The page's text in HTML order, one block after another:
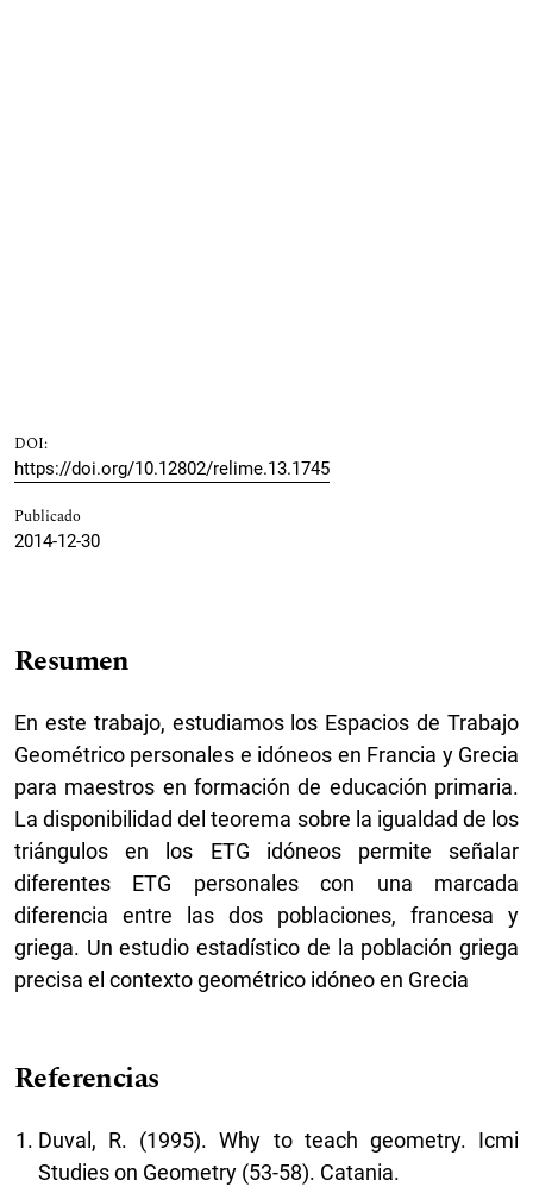
DOI:
https://doi.org/10.12802/relime.13.1745
Publicado
2014-12-30
Resumen
En este trabajo, estudiamos los Espacios de Trabajo
Geométrico personales e idóneos en Francia y Grecia
para maestros en formación de educación primaria.
La disponibilidad del teorema sobre la igualdad de los
triángulos en los ETG idóneos permite señalar
diferentes ETG personales con una marcada
diferencia entre las dos poblaciones, francesa y
griega. Un estudio estadístico de la población griega
precisa el contexto geométrico idóneo en Grecia
Referencias
Duval, R. (1995). Why to teach geometry. Icmi
Studies on Geometry (53-58). Catania.